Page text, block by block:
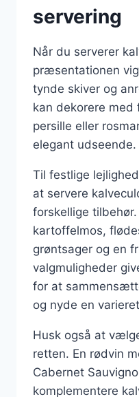
servering
Når du serverer
præsentationen
tynde skiver og
kan dekorere med
persille eller
elegant udseende.
Til festlige
at servere
forskellige
kartoffelmos,
grøntsager og en
valgmuligheder
for at
og nyde en
Husk også at
retten. En rødvin
Cabernet
komplementere